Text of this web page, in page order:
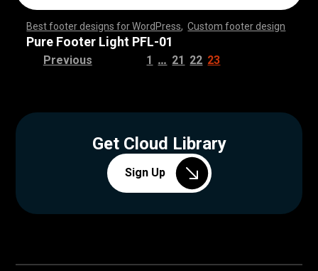
Best footer designs for WordPress ,Custom footer design
,,,,,,,,,,,,,,,,,,,,,,,,,,,,,,,,,,,,, ,,,,,,,,,,,,,,,,,,,,,,,,
,,,,,,,,,,,,,,,,,,,,,,,,,,,,,,,,,,,,, ,,,,,,,,,,,,,,,,,,,,,,,,
,,,,,,,,
Pure Footer Light PFL-01
Previous 1 … 21 22 23
Get Cloud Library
Sign Up